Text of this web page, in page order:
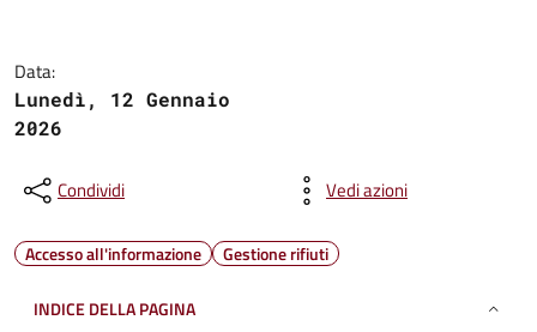
Data:
Lunedì, 12 Gennaio
2026
Condividi Vedi azioni
Accesso all'informazione Gestione rifiuti
INDICE DELLA PAGINA